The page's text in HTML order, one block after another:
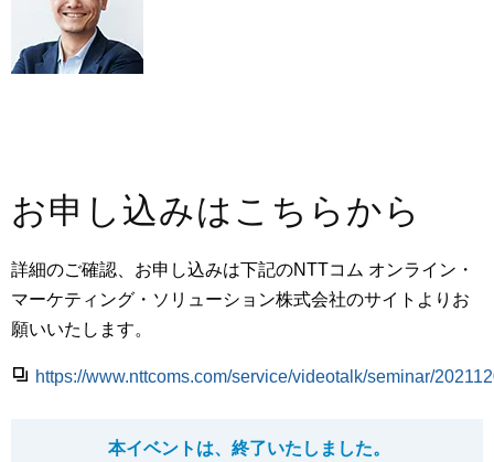
お申し込みはこちらから
詳細のご確認、お申し込みは下記のNTTコム オンライン・
マーケティング・ソリューション株式会社のサイトよりお
願いいたします。
https://www.nttcoms.com/service/videotalk/seminar/
本イベントは、終了いたしました。